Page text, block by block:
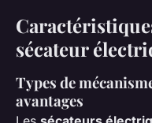
sécateur
Types de
avantages